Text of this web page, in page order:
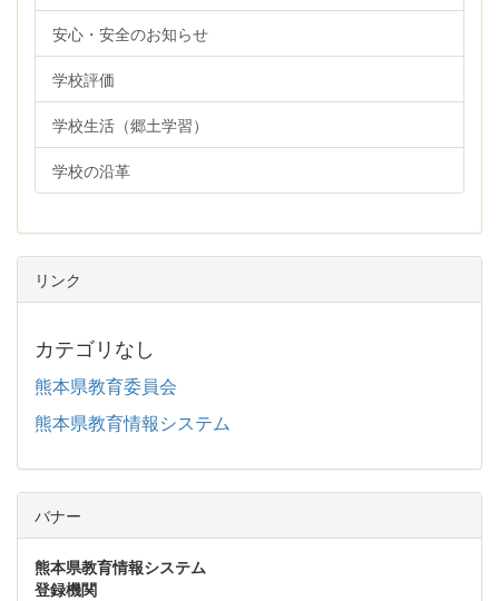
安心・安全のお知らせ
学校評価
学校生活（郷土学習）
学校の沿革
リンク
カテゴリなし
熊本県教育委員会
熊本県教育情報システム
バナー
熊本県教育情報システム
登録機関